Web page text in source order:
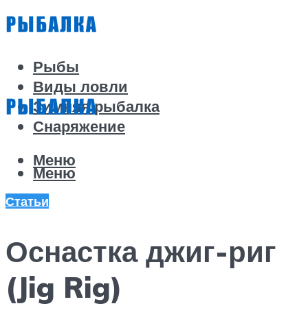
Рыбы
Виды ловли
Зимняя рыбалка
Снаряжение
Меню
Меню
Статьи
Оснастка джиг-риг
(Jig Rig)